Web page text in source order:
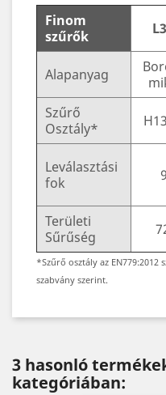
Finom
szűrők
L3
Alapanyag
Szűrő
Osztály*
Leválasztási
fok
Területi
Sűrűség
*Szűrő osztály az
szabvány szerint.
3 hasonló
kategóriában: